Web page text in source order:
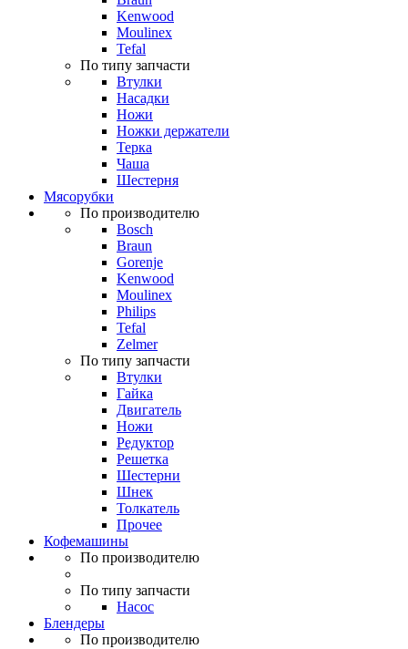
Kenwood
Moulinex
Tefal
По типу запчасти
Втулки
Насадки
Ножи
Ножки держатели
Терка
Чаша
Шестерня
Мясорубки
По производителю
Bosch
Braun
Gorenje
Kenwood
Moulinex
Philips
Tefal
Zelmer
По типу запчасти
Втулки
Гайка
Двигатель
Ножи
Редуктор
Решетка
Шестерни
Шнек
Толкатель
Прочее
Кофемашины
По производителю
По типу запчасти
Насос
Блендеры
По производителю